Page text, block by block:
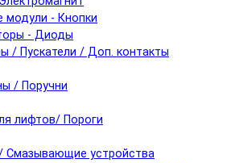
модули - Кнопки
- Диоды
/ Пускатели / Доп. контакты
/ Поручни
лифтов/ Пороги
Смазывающие устройства